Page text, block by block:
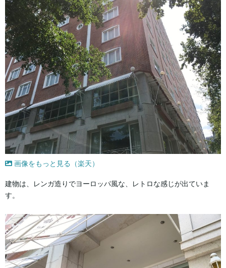
画像をもっと見る（楽天）
建物は、レンガ造りでヨーロッパ風な、レトロな感じが出ていま
す。